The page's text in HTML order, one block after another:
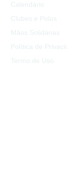
Calendário
Clubes e Polos
Mãos Solidárias
Política de
Termo de Uso